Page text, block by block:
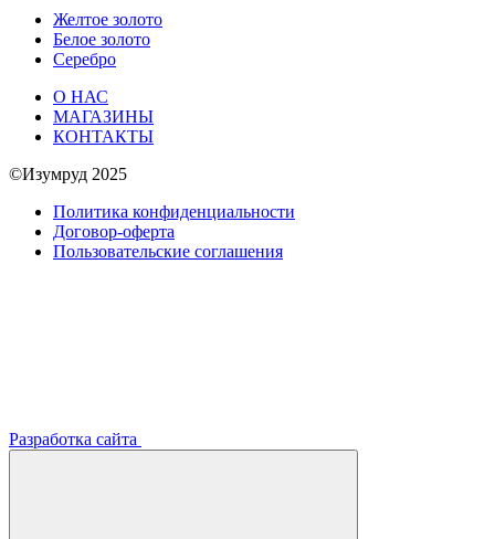
Желтое золото
Белое золото
Серебро
О НАС
МАГАЗИНЫ
КОНТАКТЫ
©Изумруд 2025
Политика конфиденциальности
Договор-оферта
Пользовательские соглашения
Разработка сайта